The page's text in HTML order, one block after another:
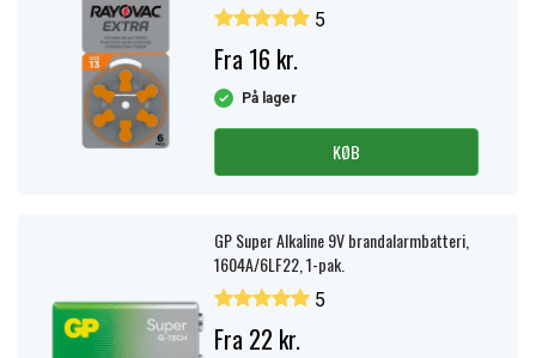
5
Fra 16 kr.
På lager
KØB
GP Super Alkaline 9V brandalarmbatteri,
1604A/6LF22, 1-pak.
5
Fra 22 kr.